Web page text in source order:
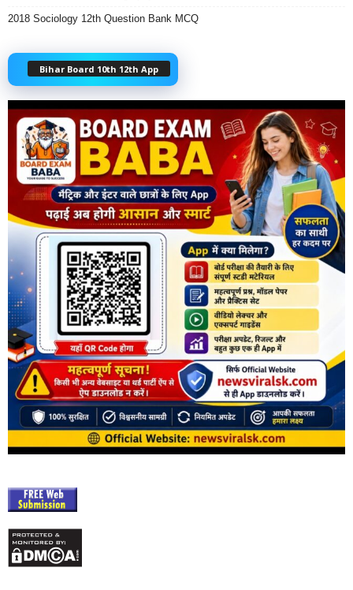
2018 Sociology 12th Question Bank MCQ
Bihar Board 10th 12th App